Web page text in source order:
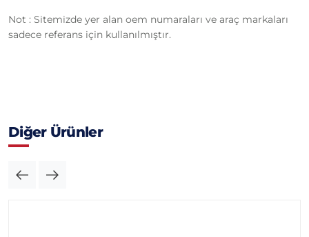
Not : Sitemizde yer alan oem numaraları ve araç markaları
sadece referans için kullanılmıştır.
Diğer Ürünler